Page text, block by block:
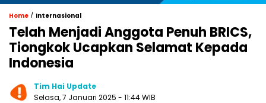
Home / Internasional
Telah Menjadi Anggota Penuh BRICS,
Tiongkok Ucapkan Selamat Kepada
Indonesia
Tim Hai Update
Selasa, 7 Januari 2025 - 11:44 WIB